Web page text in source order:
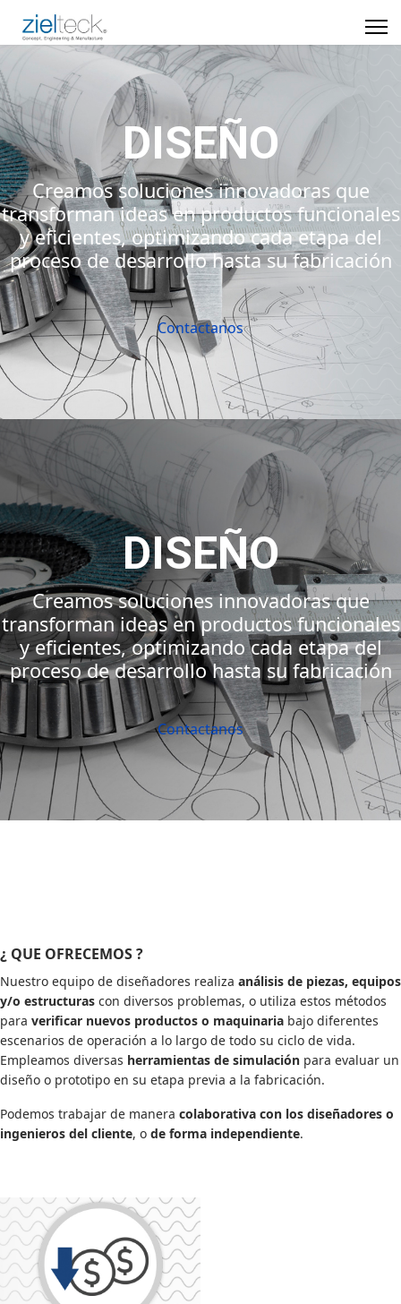
DISEÑO
Creamos soluciones innovadoras que
transforman ideas en productos funcionales
y eficientes, optimizando cada etapa del
proceso de desarrollo hasta su fabricación
Contactanos
DISEÑO
Creamos soluciones innovadoras que
transforman ideas en productos funcionales
y eficientes, optimizando cada etapa del
proceso de desarrollo hasta su fabricación
Contactanos
¿ QUE OFRECEMOS ?
Nuestro equipo de diseñadores realiza análisis de piezas, equipos
y/o estructuras con diversos problemas, o utiliza estos métodos
para verificar nuevos productos o maquinaria bajo diferentes
escenarios de operación a lo largo de todo su ciclo de vida.
Empleamos diversas herramientas de simulación para evaluar un
diseño o prototipo en su etapa previa a la fabricación.
Podemos trabajar de manera colaborativa con los diseñadores o
ingenieros del cliente, o de forma independiente.